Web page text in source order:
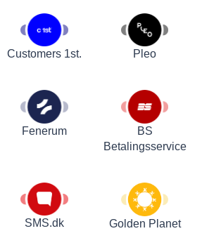
Customers 1st. Pleo
Fenerum
BS
Betalingsservice
SMS.dk Golden Planet